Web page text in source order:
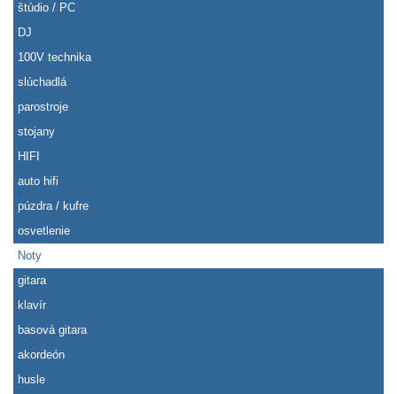
štúdio / PC
DJ
100V technika
slúchadlá
parostroje
stojany
HIFI
auto hifi
púzdra / kufre
osvetlenie
Noty
gitara
klavír
basová gitara
akordeón
husle